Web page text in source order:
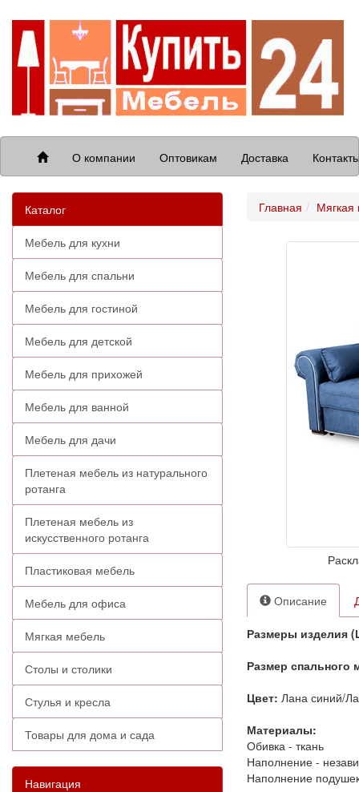
О компании Оптовикам Доставка
Каталог
Мебель для кухни
Мебель для спальни
Мебель для гостиной
Мебель для детской
Мебель для прихожей
Мебель для ванной
Мебель для дачи
Плетеная мебель из натурального
ротанга
Плетеная мебель из
искусственного ротанга
Пластиковая мебель
Мебель для офиса
Мягкая мебель
Столы и столики
Стулья и кресла
Товары для дома и сада
Навигация
Главная Мягкая
Описание
Размеры изделия
Размер спального
Цвет: Лана синий/
Материалы:
Обивка - ткань
Наполнение -
Наполнение